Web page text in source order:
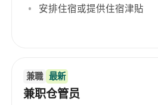
安排住宿或提供住宿津貼
兼職 最新
兼职仓管员